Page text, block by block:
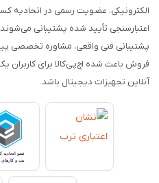
الکترونیکی، عضویت رسمی در اتحادیه
اعتبارسنجی تأیید شده پشتیبانی
پشتیبانی فنی واقعی، مشاوره تخصصی
فروش باعث شده اچ‌پی‌کالا برای کاربران
آنلاین تجهیزات دیجیتال باشد.